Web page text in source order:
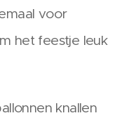
voor
het feestje leuk
knallen